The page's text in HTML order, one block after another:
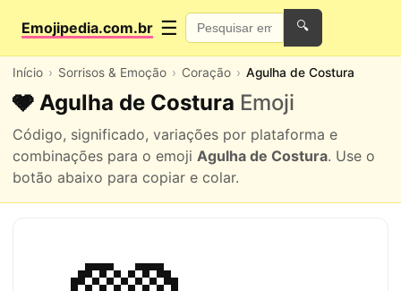
Emojipedia.com.br ☰ 🔍
Início Sorrisos & Emoção Coração Agulha de Costura
🩶 Agulha de Costura Emoji
Código, significado, variações por plataforma e
combinações para o emoji Agulha de Costura. Use o
botão abaixo para copiar e colar.